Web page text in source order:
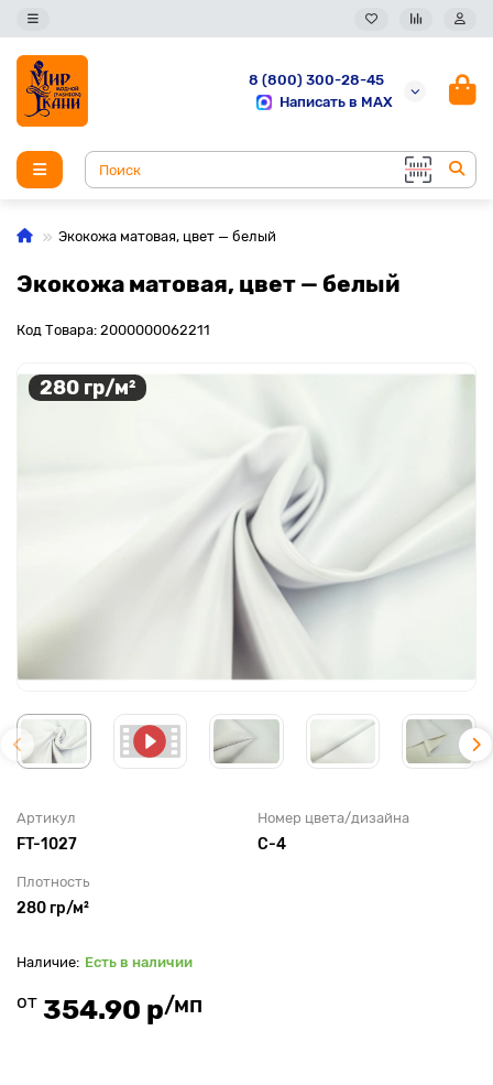
8 (800) 300-28-45
Написать в MAX
Экокожа матовая, цвет — белый
Экокожа матовая, цвет — белый
Код Товара: 2000000062211
280 гр/м²
Артикул
FT-1027
Номер цвета/дизайна
С-4
Плотность
280 гр/м²
Есть в наличии
от 354.90 р/мп